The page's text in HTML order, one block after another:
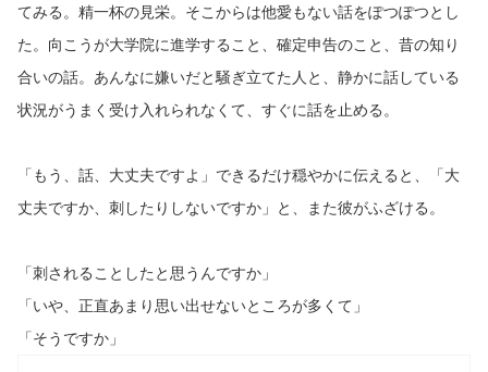
てみる。精一杯の見栄。そこからは他愛もない話をぽつぽつとし
た。向こうが大学院に進学すること、確定申告のこと、昔の知り
合いの話。あんなに嫌いだと騒ぎ立てた人と、静かに話している
状況がうまく受け入れられなくて、すぐに話を止める。
「もう、話、大丈夫ですよ」できるだけ穏やかに伝えると、「大
丈夫ですか、刺したりしないですか」と、また彼がふざける。
「刺されることしたと思うんですか」
「いや、正直あまり思い出せないところが多くて」
「そうですか」